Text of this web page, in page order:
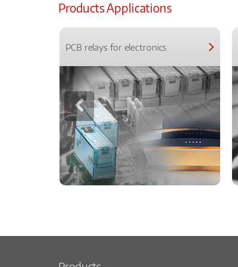
Products Applications
PCB relays for electronics